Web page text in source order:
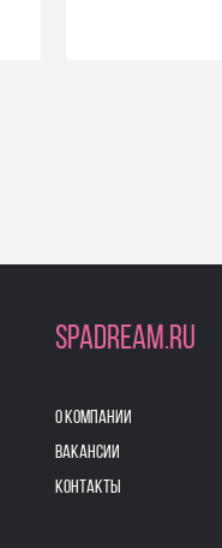
SPADREAM.RU
О КОМПАНИИ
ВАКАНСИИ
КОНТАКТЫ